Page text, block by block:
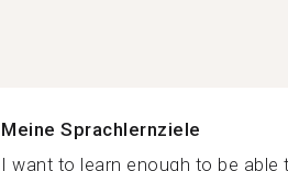
Meine Sprachlernziele
I want to learn enough to be